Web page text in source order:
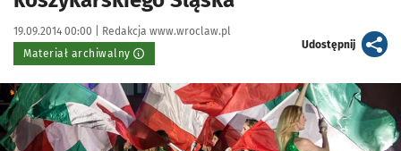
Data publikacji:
19.09.2014 00:00 | Autor:
Redakcja www.wroclaw.pl
Materiał archiwalny
Udostępnijartykuł
Kliknij, aby powiększyć